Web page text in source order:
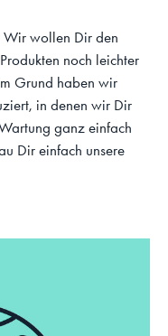
Wir wollen Dir den
noch leichter
Grund haben wir
in denen wir Dir
ganz einfach
Dir einfach unsere